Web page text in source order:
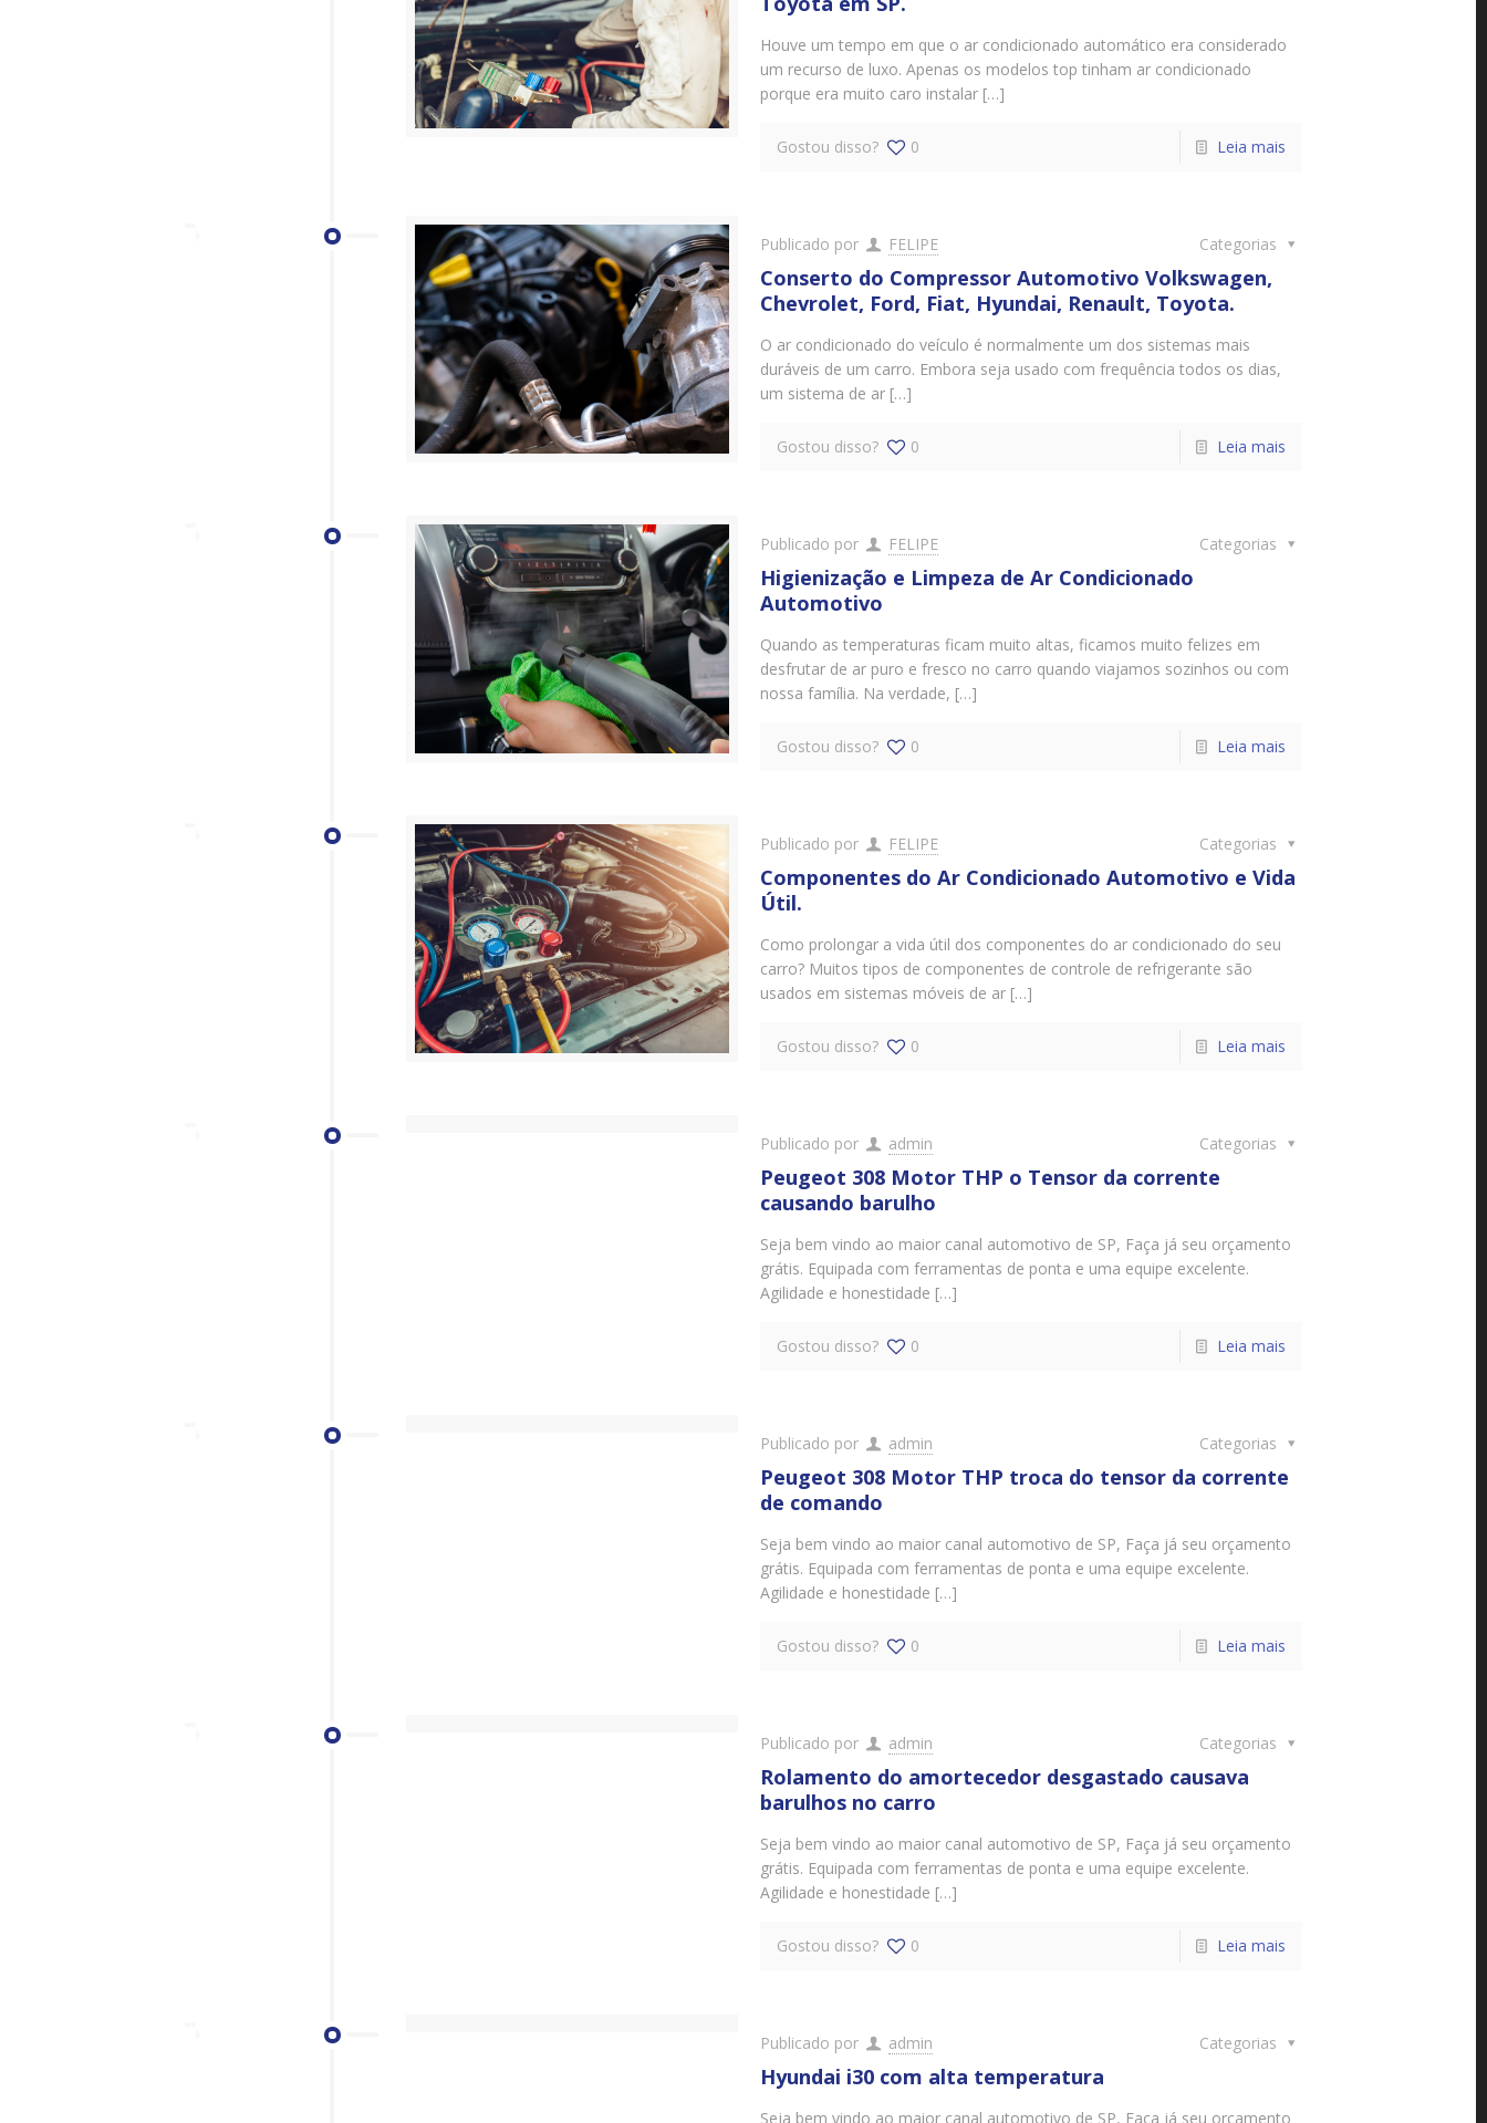
Houve um tempo em que o ar condicionado automático era considerado
um recurso de luxo. Apenas os modelos top tinham ar condicionado
porque era muito caro instalar […]
Gostou disso? 0 Leia mais
Publicado por FELIPE Categorias
Conserto do Compressor Automotivo Volkswagen,
Chevrolet, Ford, Fiat, Hyundai, Renault, Toyota.
O ar condicionado do veículo é normalmente um dos sistemas mais
duráveis ​​de um carro. Embora seja usado com frequência todos os dias,
um sistema de ar […]
Gostou disso? 0 Leia mais
Publicado por FELIPE Categorias
Higienização e Limpeza de Ar Condicionado
Automotivo
Quando as temperaturas ficam muito altas, ficamos muito felizes em
desfrutar de ar puro e fresco no carro quando viajamos sozinhos ou com
nossa família. Na verdade, […]
Gostou disso? 0 Leia mais
Publicado por FELIPE Categorias
Componentes do Ar Condicionado Automotivo e Vida
Útil.
Como prolongar a vida útil dos componentes do ar condicionado do seu
carro? Muitos tipos de componentes de controle de refrigerante são
usados ​​em sistemas móveis de ar […]
Gostou disso? 0 Leia mais
Publicado por admin Categorias
Peugeot 308 Motor THP o Tensor da corrente
causando barulho
Seja bem vindo ao maior canal automotivo de SP, Faça já seu orçamento
grátis. Equipada com ferramentas de ponta e uma equipe excelente.
Agilidade e honestidade […]
Gostou disso? 0 Leia mais
Publicado por admin Categorias
Peugeot 308 Motor THP troca do tensor da corrente
de comando
Seja bem vindo ao maior canal automotivo de SP, Faça já seu orçamento
grátis. Equipada com ferramentas de ponta e uma equipe excelente.
Agilidade e honestidade […]
Gostou disso? 0 Leia mais
Publicado por admin Categorias
Rolamento do amortecedor desgastado causava
barulhos no carro
Seja bem vindo ao maior canal automotivo de SP, Faça já seu orçamento
grátis. Equipada com ferramentas de ponta e uma equipe excelente.
Agilidade e honestidade […]
Gostou disso? 0 Leia mais
Publicado por admin Categorias
Hyundai i30 com alta temperatura
Seja bem vindo ao maior canal automotivo de SP, Faça já seu orçamento